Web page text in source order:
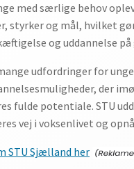
med særlige behov
styrker og mål, hvilket
og uddannelse
udfordringer for
der
fulde potentiale. STU
vej i voksenlivet og
STU Sjælland her